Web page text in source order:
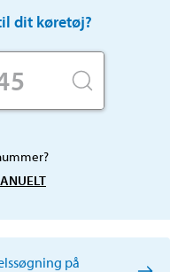
dit køretøj?
på